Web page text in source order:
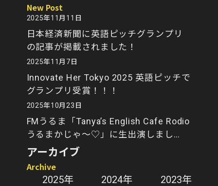
New Post
2025年11月11日
日本経済新聞に英語ピッチグランプリ
の記事が掲載されました！
2025年11月7日
Innovate Her Tokyo 2025 英語ピッチで
グランプリ受賞！！！
2025年10月23日
FMうるま「Tanya’s English Cafe Rodio
うるまかじゃ～♡」に生出演しまし
た！
アーカイブ
Archive
2025年
2024年 2023年